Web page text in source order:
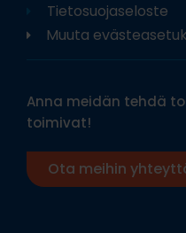
Tietosuojaseloste
Muuta
Anna meidän tehdä
toimivat!
Ota meihin